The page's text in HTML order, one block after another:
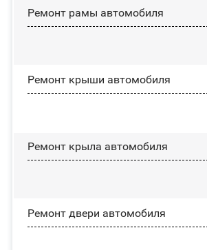
Ремонт рамы автомобиля
Ремонт крыши автомобиля
Ремонт крыла автомобиля
Ремонт двери автомобиля